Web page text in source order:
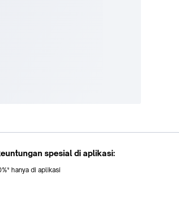
spesial di aplikasi:
hanya di aplikasi